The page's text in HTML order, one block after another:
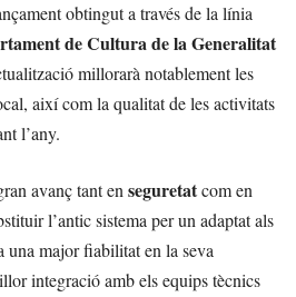
obtingut a través de la línia
de Cultura de la Generalitat
millorarà notablement les
així com la qualitat de les activitats
l’any.
avanç tant en seguretatcom en
l’antic sistema per un adaptat als
una major fiabilitat en la seva
integració amb els equips tècnics